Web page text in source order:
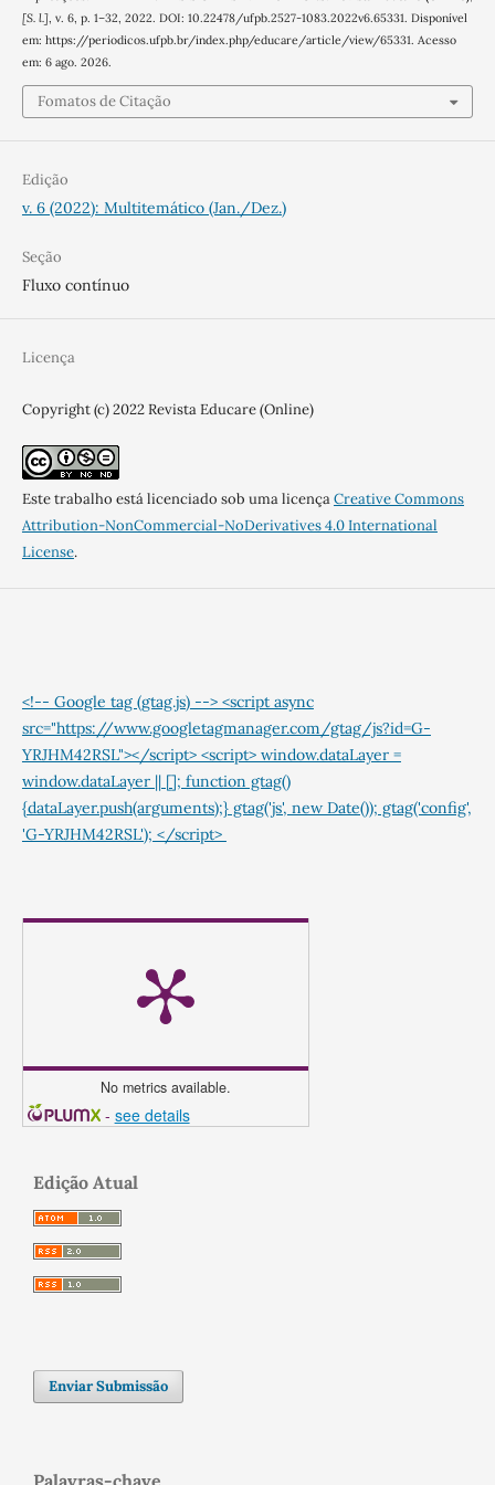
[S. l.], v. 6, p. 1–32, 2022. DOI: 10.22478/ufpb.2527-1083.2022v6.65331. Disponível
em: https://periodicos.ufpb.br/index.php/educare/article/view/65331. Acesso
em: 6 ago. 2026.
Fomatos de Citação
Edição
v. 6 (2022): Multitemático (Jan./Dez.)
Seção
Fluxo contínuo
Licença
Copyright (c) 2022 Revista Educare (Online)
Este trabalho está licenciado sob uma licençaCreative Commons
Attribution-NonCommercial-NoDerivatives 4.0 International
License.
<!-- Google tag (gtag.js) --> <script async
src="https://www.googletagmanager.com/gtag/js?id=G-
YRJHM42RSL"></script> <script> window.dataLayer =
window.dataLayer || []; function gtag()
{dataLayer.push(arguments);} gtag('js', new Date()); gtag('config',
'G-YRJHM42RSL'); </script>
No metrics available.
- see details
Edição Atual
Enviar Submissão
Palavras-chave